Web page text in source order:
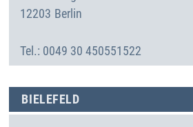
12203 Berlin
0049 30 450551522
BIELEFELD